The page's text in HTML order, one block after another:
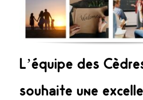
L’équipe des
souhaite une